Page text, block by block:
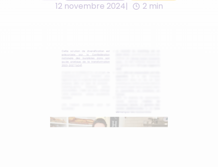
12 novembre 2024 2 min